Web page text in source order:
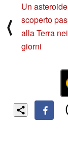
⟨
Un
scoperto
alla Terra
giorni